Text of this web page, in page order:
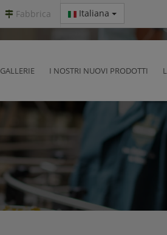
Fabbrica Italiana
GALLERIE I NOSTRI NUOVI PRODOTTI